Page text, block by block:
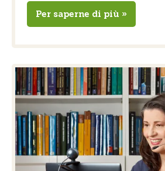
Per saperne di più »